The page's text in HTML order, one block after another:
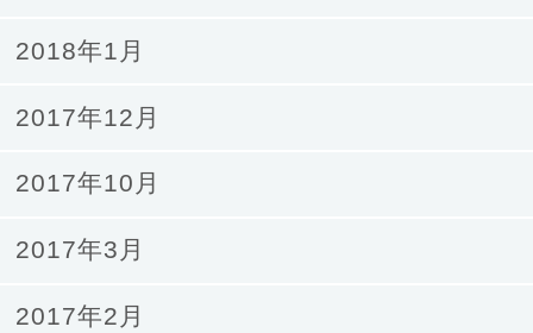
2018年1月
2017年12月
2017年10月
2017年3月
2017年2月